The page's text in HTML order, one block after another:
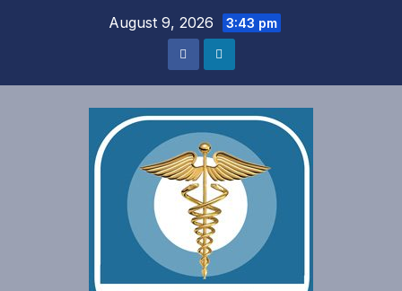
August 9, 2026 3:43 pm